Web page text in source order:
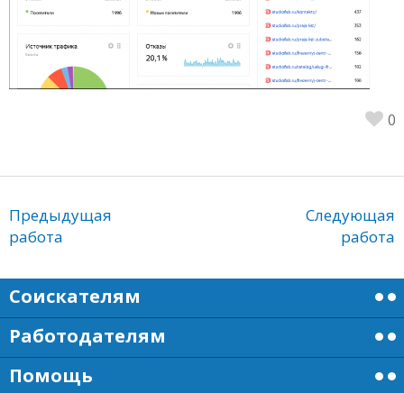
0
Предыдущая
работа
Следующая
работа
Соискателям
Работодателям
Помощь